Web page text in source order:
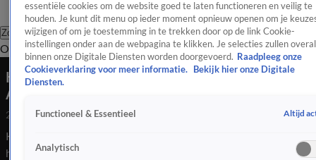
Zoeken
OverzichtEntertainmentSpraakmakendRealityCrimeVideo's
Koningspaar lacht om kriebelige baard Willem-
Alexander
26 juli 2020, 00:04
Koning Willem-Alexander en koningin Máxima hebben vrijdag
het staatsbezoek aan India afgesloten met een persgesprek. De
essentiële cookies om de website goed te laten functioneren en veilig te
houden. Je kunt dit menu op ieder moment opnieuw openen om je
wijzigen of om je toestemming in te trekken door op de link Cookie-
instellingen onder aan de webpagina te klikken. Je selecties zullen overal
binnen onze Digitale Diensten worden doorgevoerd. Raadpleeg onze
Cookieverklaring voor meer informatie.
Bekijk hier onze Digitale
Diensten.
Functioneel & Essentieel Altijd
Analytisch